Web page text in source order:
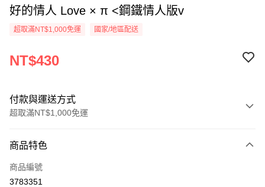
好的情人 Love × π <鋼鐵情人版v
超取滿NT$1,000免運 國家/地區配送
NT$430
付款與運送方式
超取滿NT$1,000免運
信用卡一次付款
超商取貨付款
商品特色
商品編號
3783351